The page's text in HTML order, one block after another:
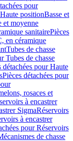
pour
positionBasse et
et moyenne
sanitairePièces
en céramique
Tubes de chasse
Tubes de chasse
détachées pour Haute
Pièces détachées pour
rosaces et
à encastrer
SigmaRéservoirs
à encastrer
pour Réservoirs
de chasse